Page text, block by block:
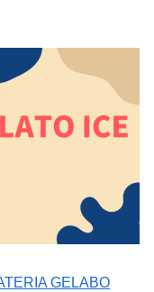
GELABO